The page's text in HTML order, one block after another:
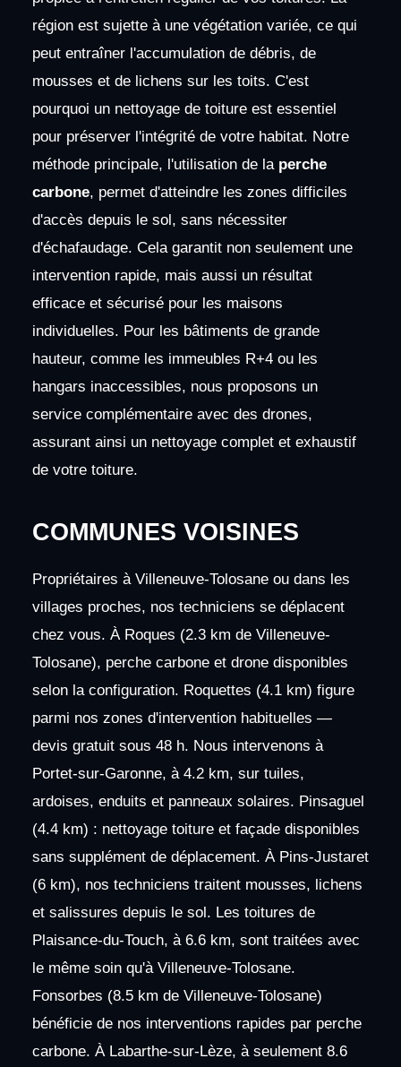
région est sujette à une végétation variée, ce qui
peut entraîner l'accumulation de débris, de
mousses et de lichens sur les toits. C'est
pourquoi un nettoyage de toiture est essentiel
pour préserver l'intégrité de votre habitat. Notre
méthode principale, l'utilisation de la perche
carbone, permet d'atteindre les zones difficiles
d'accès depuis le sol, sans nécessiter
d'échafaudage. Cela garantit non seulement une
intervention rapide, mais aussi un résultat
efficace et sécurisé pour les maisons
individuelles. Pour les bâtiments de grande
hauteur, comme les immeubles R+4 ou les
hangars inaccessibles, nous proposons un
service complémentaire avec des drones,
assurant ainsi un nettoyage complet et exhaustif
de votre toiture.
COMMUNES VOISINES
Propriétaires à Villeneuve-Tolosane ou dans les
villages proches, nos techniciens se déplacent
chez vous. À Roques (2.3 km de Villeneuve-
Tolosane), perche carbone et drone disponibles
selon la configuration. Roquettes (4.1 km) figure
parmi nos zones d'intervention habituelles —
devis gratuit sous 48 h. Nous intervenons à
Portet-sur-Garonne, à 4.2 km, sur tuiles,
ardoises, enduits et panneaux solaires. Pinsaguel
(4.4 km) : nettoyage toiture et façade disponibles
sans supplément de déplacement. À Pins-Justaret
(6 km), nos techniciens traitent mousses, lichens
et salissures depuis le sol. Les toitures de
Plaisance-du-Touch, à 6.6 km, sont traitées avec
le même soin qu'à Villeneuve-Tolosane.
Fonsorbes (8.5 km de Villeneuve-Tolosane)
bénéficie de nos interventions rapides par perche
carbone. À Labarthe-sur-Lèze, à seulement 8.6